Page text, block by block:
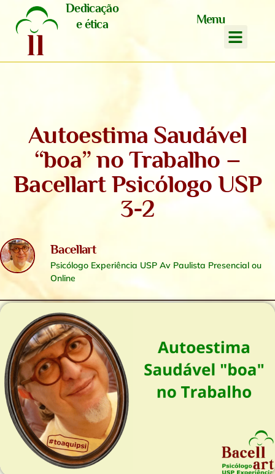
Dedicação
e ética
Menu
Autoestima Saudável
“boa” no Trabalho –
Bacellart Psicólogo USP
3-2
Bacellart
Psicólogo Experiência USP Av Paulista Presencial ou
Online